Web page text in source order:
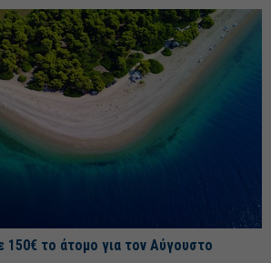
150€ το άτομο για τον Αύγουστο